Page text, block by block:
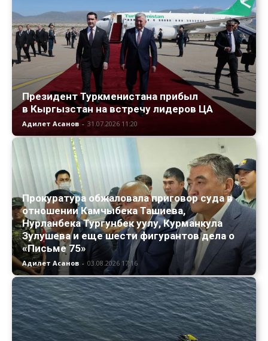
Президент Туркменистана прибыл
в Кыргызстан на встречу лидеров ЦА
Адилет Асанов - 31.07.2026 11:20
Прокуратура обжаловала приговор суда в
отношении Камчыбека Ташиева,
Нурланбека Тургунбек уулу, Курманкула
Зулушева и еще шести фигурантов дела о
«Письме 75»
Адилет Асанов - 03.08.2026 17:16